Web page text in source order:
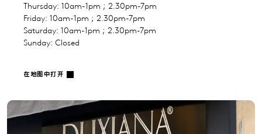
Thursday: 10am-1pm ; 2.30pm-7pm
Friday: 10am-1pm ; 2.30pm-7pm
Saturday: 10am-1pm ; 2.30pm-7pm
Sunday: Closed
在地图中打开